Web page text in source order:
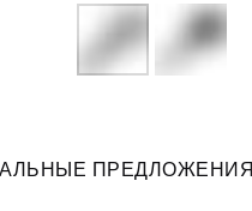
ПРЕДЛОЖЕНИЯ